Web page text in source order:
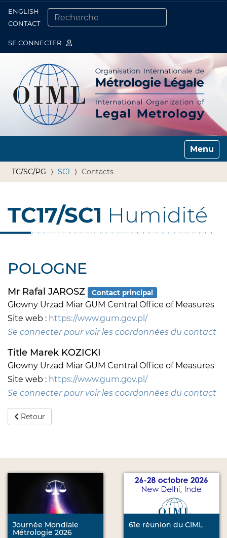
ENGLISH
CONTACT
SE CONNECTER
Toggle
TC/SC/PG SC1 Contacts
TC17/SC1 Humidité
POLOGNE
Mr Rafal JAROSZ Contact principal
Głowny Urzad Miar GUM Central Office of Measures
Site web : https://www.gum.gov.pl/
Se connecter pour voir les coordonnées du contact
Title Marek KOZICKI
Głowny Urzad Miar GUM Central Office of Measures
Site web : https://www.gum.gov.pl/
Se connecter pour voir les coordonnées du contact
Retour
Journée Mondiale
Métrologie 2026
61e réunion du CIML